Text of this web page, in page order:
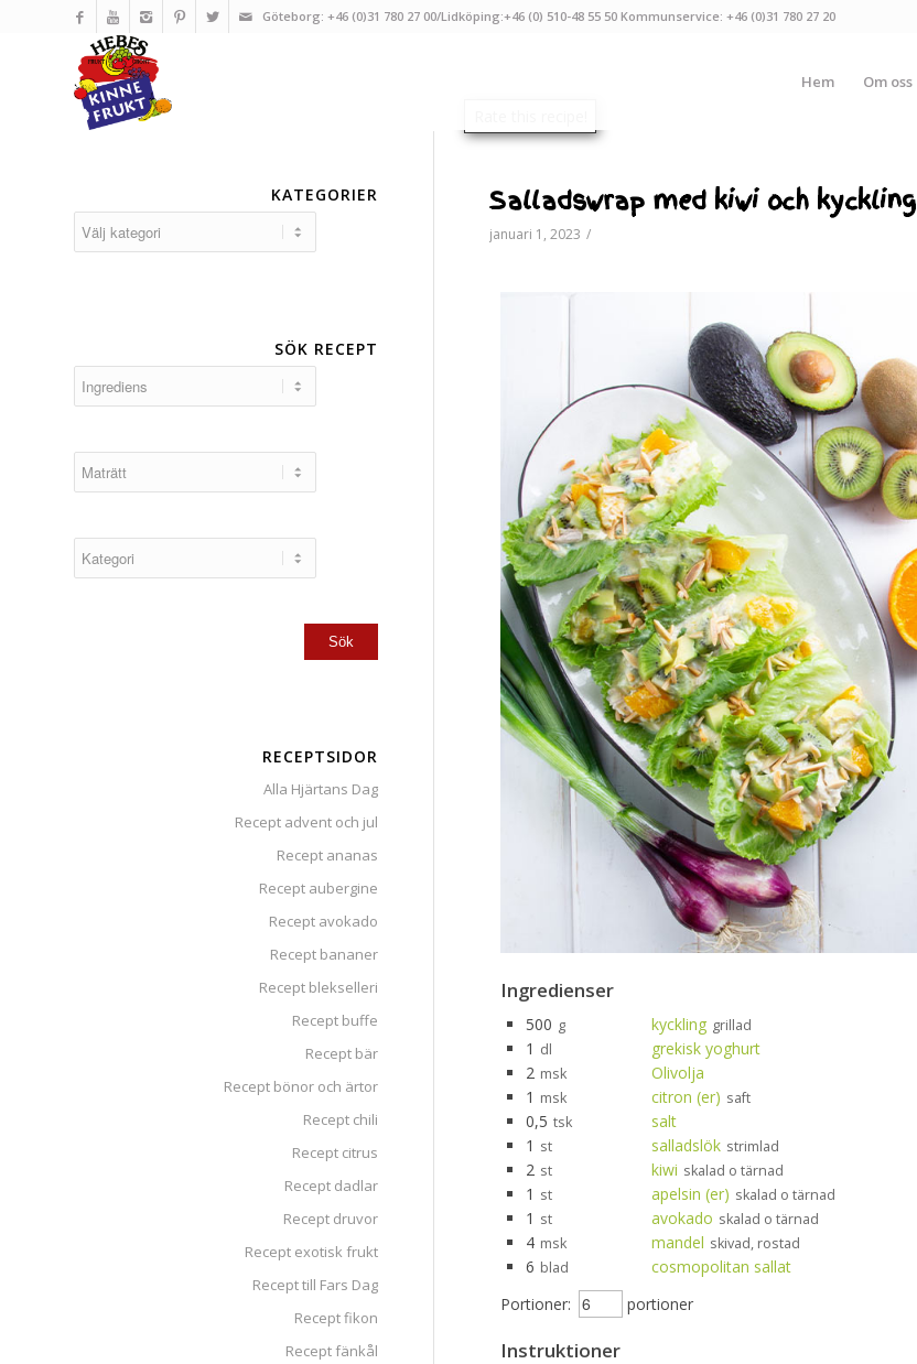
Göteborg: +46 (0)31 780 27 00/Lidköping:+46 (0) 510-48 55 50 Kommunservice: +46 (0)31 780 27 20
Hem Om oss
Salladswrap med kiwi och kyckling
januari 1, 2023 /
Ingredienser
500 g kyckling grillad
1 dl
grekisk yoghurt
2 msk
Olivolja
1 msk citron (er) saft
0,5 tsk
salt
1 st salladslök strimlad
2 st kiwi skalad o tärnad
1 st apelsin (er) skalad o tärnad
1 st avokado skalad o tärnad
4 msk mandel skivad, rostad
6 blad
cosmopolitan sallat
Portioner:
portioner
Instruktioner
KATEGORIER
SÖK RECEPT
RECEPTSIDOR
Alla Hjärtans Dag
Recept advent och jul
Recept ananas
Recept aubergine
Recept avokado
Recept bananer
Recept blekselleri
Recept buffe
Recept bär
Recept bönor och ärtor
Recept chili
Recept citrus
Recept dadlar
Recept druvor
Recept exotisk frukt
Recept till Fars Dag
Recept fikon
Recept fänkål